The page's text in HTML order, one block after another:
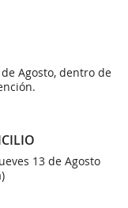
Agosto, dentro de
13 de Agosto